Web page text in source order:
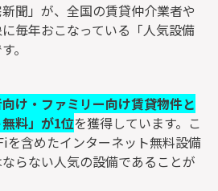
聞」が、全国の賃貸仲介業者や
毎年おこなっている「人気設備
。
け・ファミリー向け賃貸物件と
料」が1位を獲得しています。こ
を含めたインターネット無料設備
らない人気の設備であることが